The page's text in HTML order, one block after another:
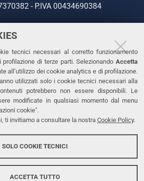
tecnici necessari al corretto funzionamento
di terze parti. Selezionando Accetta
all’utilizzo dei cookie analytics e di profilazione.
utilizzati solo i cookie tecnici necessari alla
potrebbero non essere disponibili. Le
modificate in qualsiasi momento dal menu
cookie".
ti invitiamo a consultare la nostra Cookie Policy.
SOLO COOKIE TECNICI
ACCETTA TUTTO
- P.IVA 00434690384
293111
293031
di accessibilità
dati personali